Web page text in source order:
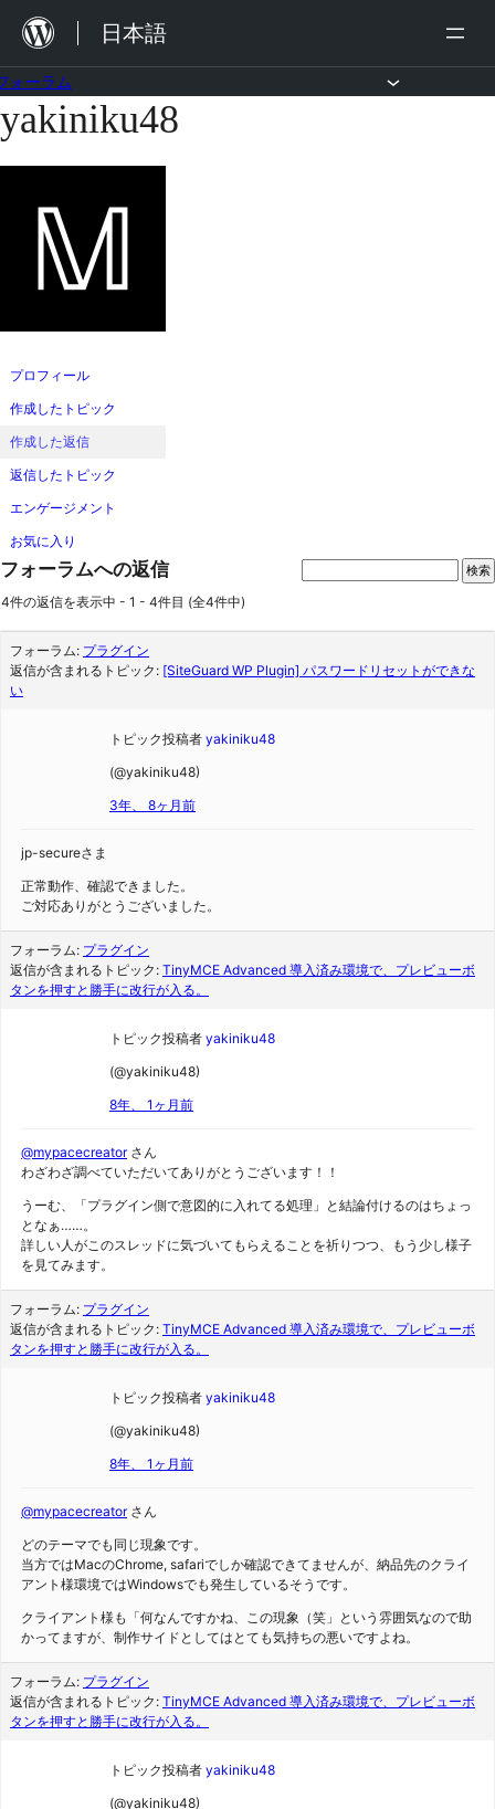
を
ス
キ
日本語
ォーラム
コ
ン
ッ
プ
yakiniku48
プロフィール
作成したトピック
作成した返信
返信したトピック
エンゲージメント
お気に入り
フォーラムへの返信
4件の返信を表示中 - 1 - 4件目 (全4件中)
フォーラム: プラグイン
返信が含まれるトピック: [SiteGuard WP Plugin] パスワードリセットができな
い
トピック投稿者 yakiniku48
(@yakiniku48)
3年、 8ヶ月前
jp-secureさま
正常動作、確認できました。
ご対応ありがとうございました。
フォーラム: プラグイン
返信が含まれるトピック: TinyMCE Advanced 導入済み環境で、プレビューボ
タンを押すと勝手に改行が入る。
トピック投稿者 yakiniku48
(@yakiniku48)
8年、 1ヶ月前
@mypacecreatorさん
わざわざ調べていただいてありがとうございます！！
うーむ、「プラグイン側で意図的に入れてる処理」と結論付けるのはちょっ
となぁ……。
詳しい人がこのスレッドに気づいてもらえることを祈りつつ、もう少し様子
を見てみます。
フォーラム: プラグイン
返信が含まれるトピック: TinyMCE Advanced 導入済み環境で、プレビューボ
タンを押すと勝手に改行が入る。
トピック投稿者 yakiniku48
(@yakiniku48)
8年、 1ヶ月前
@mypacecreatorさん
どのテーマでも同じ現象です。
当方ではMacのChrome, safariでしか確認できてませんが、納品先のクライ
アント様環境ではWindowsでも発生しているそうです。
クライアント様も「何なんですかね、この現象（笑」という雰囲気なので助
かってますが、制作サイドとしてはとても気持ちの悪いですよね。
フォーラム: プラグイン
返信が含まれるトピック: TinyMCE Advanced 導入済み環境で、プレビューボ
タンを押すと勝手に改行が入る。
トピック投稿者 yakiniku48
(@yakiniku48)